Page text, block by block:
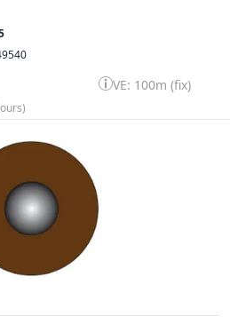
VE: 100m (fix)